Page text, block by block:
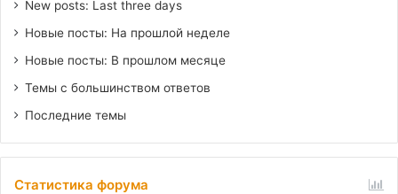
New posts: Last three days
Новые посты: На прошлой неделе
Новые посты: В прошлом месяце
Темы с большинством ответов
Последние темы
Статистика форума